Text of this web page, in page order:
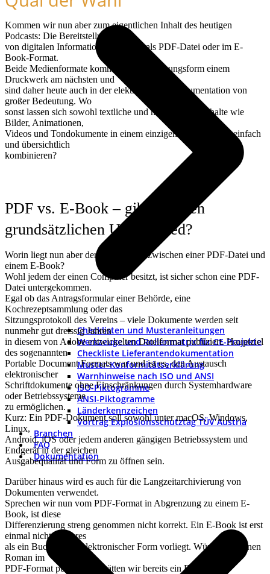
Checklisten und Musteranleitungen
Werkzeuge und Rollenmatrix für CE-Projekte
Checkliste Lieferantendokumentation
Muster-Konformitätserklärung
Warnhinweise nach ISO und ANSI
ISO-Piktogramme
ANSI-Piktogramme
Länderkennzeichen
Vortrag Explosionsschutztag TÜV Austria
Branchen
FAQ
Dokumentation
Kommen wir nun aber zum eigentlichen Inhalt des heutigen
Podcasts: Die Bereitstellung
von digitalen Informationsprodukten als PDF-Datei oder im E-
Book-Format.
Beide Medienformate kommen in der Nutzungsform einem
Druckwerk am nächsten und
sind daher heute auch in der elektronischen Dokumentation von
großer Bedeutung. Wo
sonst lassen sich sowohl textliche und multimediale Inhalte wie
Bilder, Animationen,
Videos und Tondokumente in einem einzigen Dokument so einfach
und übersichtlich
kombinieren?
PDF vs. E-Book – gibt es einen
grundsätzlichen Unterschied?
Worin liegt nun aber der Unterschied zwischen einer PDF-Datei und
einem E-Book?
Wohl jedem der einen Computer besitzt, ist sicher schon eine PDF-
Datei untergekommen.
Egal ob das Antragsformular einer Behörde, eine
Kochrezeptsammlung oder das
Sitzungsprotokoll des Vereins – viele Dokumente werden seit
nunmehr gut dreissig Jahren
in diesem von Adobe entwickelten Dateiformat publiziert. Hauptziel
des sogenannten
Portable Document Formats war und ist es, den Austausch
elektronischer
Schriftdokumente ohne Einschränkungen durch Systemhardware
oder Betriebssysteme
zu ermöglichen.
Kurz: Ein PDF-Dokument soll sowohl unter macOS, Windows,
Linux,
Android, iOS oder jedem anderen gängigen Betriebssystem und
Endgerät in der gleichen
Ausgabequalität und Form zu öffnen sein.
Darüber hinaus wird es auch für die Langzeitarchivierung von
Dokumenten verwendet.
Sprechen wir nun vom PDF-Format in Abgrenzung zu einem E-
Book, ist diese
Differenzierung streng genommen nicht korrekt. Ein E-Book ist erst
einmal nichts anderes
als ein Buch, das in elektronischer Form vorliegt. Würde man einen
Roman im
PDF-Format publizieren, hätten wir bereits ein E-Book.